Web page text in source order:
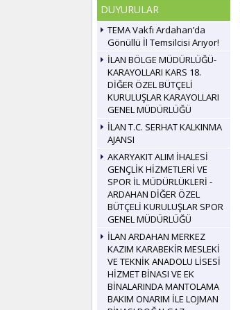
DUYURULAR
TEMA Vakfı Ardahan’da
Gönüllü İl Temsilcisi Arıyor!
İLAN BÖLGE MÜDÜRLÜĞÜ-
KARAYOLLARI KARS 18.
DİĞER ÖZEL BÜTÇELİ
KURULUŞLAR KARAYOLLARI
GENEL MÜDÜRLÜĞÜ
İLAN T.C. SERHAT KALKINMA
AJANSI
AKARYAKIT ALIM İHALESİ
GENÇLİK HİZMETLERİ VE
SPOR İL MÜDÜRLÜKLERİ -
ARDAHAN DİĞER ÖZEL
BÜTÇELİ KURULUŞLAR SPOR
GENEL MÜDÜRLÜĞÜ
İLAN ARDAHAN MERKEZ
KAZIM KARABEKİR MESLEKİ
VE TEKNİK ANADOLU LİSESİ
HİZMET BİNASI VE EK
BİNALARINDA MANTOLAMA
BAKIM ONARIM İLE LOJMAN